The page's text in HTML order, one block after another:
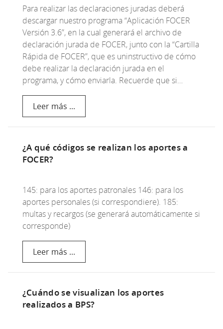
Para realizar las declaraciones juradas deberá
descargar nuestro programa “Aplicación FOCER
Versión 3.6”, en la cual generará el archivo de
declaración jurada de FOCER, junto con la “Cartilla
Rápida de FOCER”, que es uninstructivo de cómo
debe realizar la declaración jurada en el
programa, y cómo enviarla. Recuerde que si…
Leer más ...
¿A qué códigos se realizan los aportes a
FOCER?
145: para los aportes patronales 146: para los
aportes personales (si correspondiere). 185:
multas y recargos (se generará automáticamente si
corresponde)
Leer más ...
¿Cuándo se visualizan los aportes
realizados a BPS?